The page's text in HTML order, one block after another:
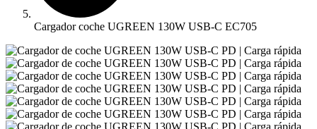
Cargador coche UGREEN 130W USB-C EC705